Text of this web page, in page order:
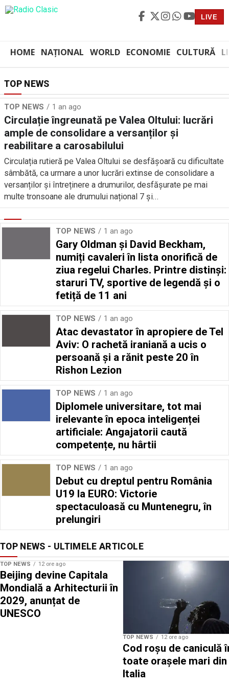
LIVE
HOME NAȚIONAL WORLD ECONOMIE CULTURĂ
TOP NEWS
TOP NEWS 1 an ago
Circulație îngreunată pe Valea Oltului: lucrări
ample de consolidare a versanților și
reabilitare a carosabilului
Circulația rutieră pe Valea Oltului se desfășoară cu dificultate
sâmbătă, ca urmare a unor lucrări extinse de consolidare a
versanților și întreținere a drumurilor, desfășurate pe mai
multe tronsoane ale drumului național 7 și...
TOP NEWS 1 an ago
Gary Oldman și David Beckham,
numiți cavaleri în lista onorifică de
ziua regelui Charles. Printre distinși:
staruri TV, sportive de legendă și o
fetiță de 11 ani
TOP NEWS 1 an ago
Atac devastator în apropiere de Tel
Aviv: O rachetă iraniană a ucis o
persoană și a rănit peste 20 în
Rishon Lezion
TOP NEWS 1 an ago
Diplomele universitare, tot mai
irelevante în epoca inteligenței
artificiale: Angajatorii caută
competențe, nu hârtii
TOP NEWS 1 an ago
Debut cu dreptul pentru România
U19 la EURO: Victorie
spectaculoasă cu Muntenegru, în
prelungiri
TOP NEWS - ULTIMELE ARTICOLE
TOP NEWS 12 ore ago
Beijing devine Capitala
Mondială a Arhitecturii în
2029, anunțat de
UNESCO
TOP NEWS 12 ore ago
Cod roșu de caniculă
toate orașele mari din
Italia